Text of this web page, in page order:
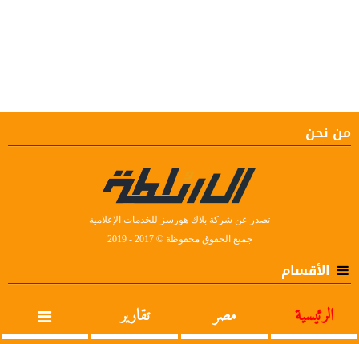
من نحن
تصدر عن شركة بلاك هورسز للخدمات الإعلامية
جميع الحقوق محفوظة © 2017 - 2019
الأقسام
الرئيسية مصر تقارير